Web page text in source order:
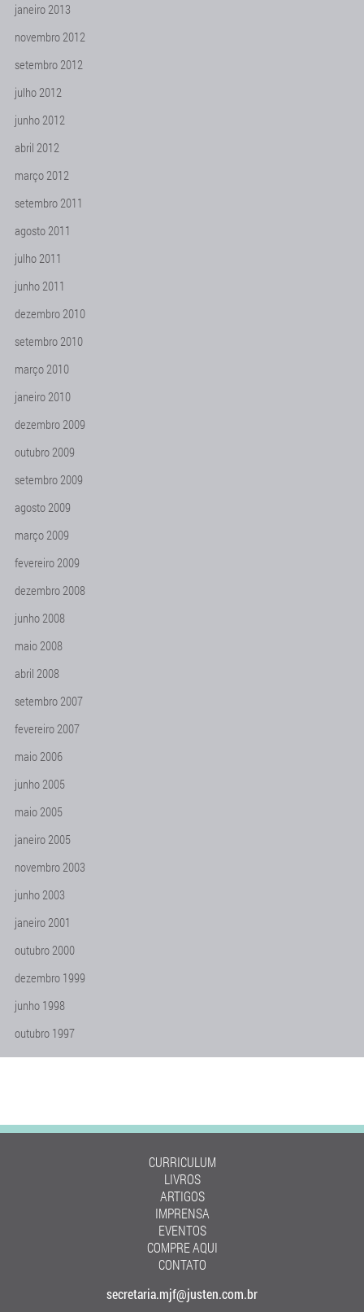
janeiro 2013
novembro 2012
setembro 2012
julho 2012
junho 2012
abril 2012
março 2012
setembro 2011
agosto 2011
julho 2011
junho 2011
dezembro 2010
setembro 2010
março 2010
janeiro 2010
dezembro 2009
outubro 2009
setembro 2009
agosto 2009
março 2009
fevereiro 2009
dezembro 2008
junho 2008
maio 2008
abril 2008
setembro 2007
fevereiro 2007
maio 2006
junho 2005
maio 2005
janeiro 2005
novembro 2003
junho 2003
janeiro 2001
outubro 2000
dezembro 1999
junho 1998
outubro 1997
CURRICULUM
LIVROS
ARTIGOS
IMPRENSA
EVENTOS
COMPRE AQUI
CONTATO
secretaria.mjf@justen.com.br